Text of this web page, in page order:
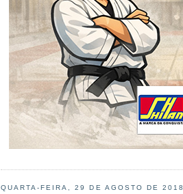
QUARTA-FEIRA, 29 DE AGOSTO DE 2018